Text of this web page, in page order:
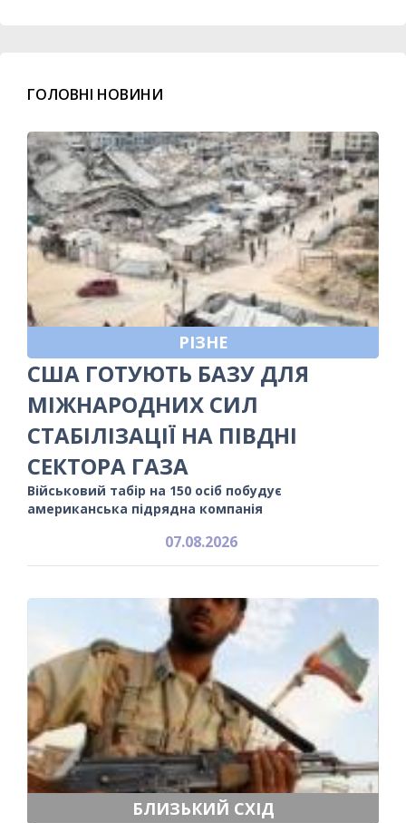
ГОЛОВНІ НОВИНИ
РІЗНЕ
США ГОТУЮТЬ БАЗУ ДЛЯ
МІЖНАРОДНИХ СИЛ
СТАБІЛІЗАЦІЇ НА ПІВДНІ
СЕКТОРА ГАЗА
Військовий табір на 150 осіб побудує
американська підрядна компанія
07.08.2026
БЛИЗЬКИЙ СХІД